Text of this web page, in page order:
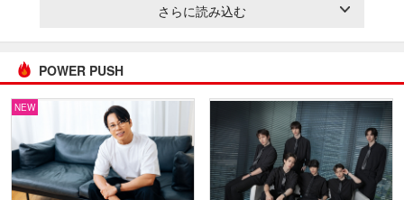
さらに読み込む
POWER PUSH
NEW